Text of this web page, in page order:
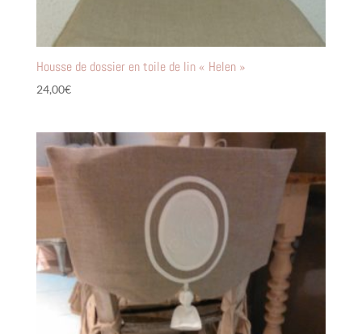
Housse de dossier en toile de lin « Helen »
24,00€